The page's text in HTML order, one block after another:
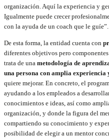
organización. Aquí la experiencia y
Igualmente puede crecer
con la ayuda de un coach que le guíe”.
De esta forma, la entidad cuenta con
diferentes objetivos pero
trata de una metodología de
una persona con amplia experiencia
quiere mejorar. En concreto, el
ayudando a los empleados a
conocimientos e ideas, así como
organización, y donde la figura del
compartiendo su conocimiento y
posibilidad de elegir a un mentor